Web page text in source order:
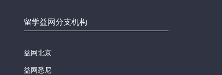
留学益网分支机构
益网北京
益网悉尼